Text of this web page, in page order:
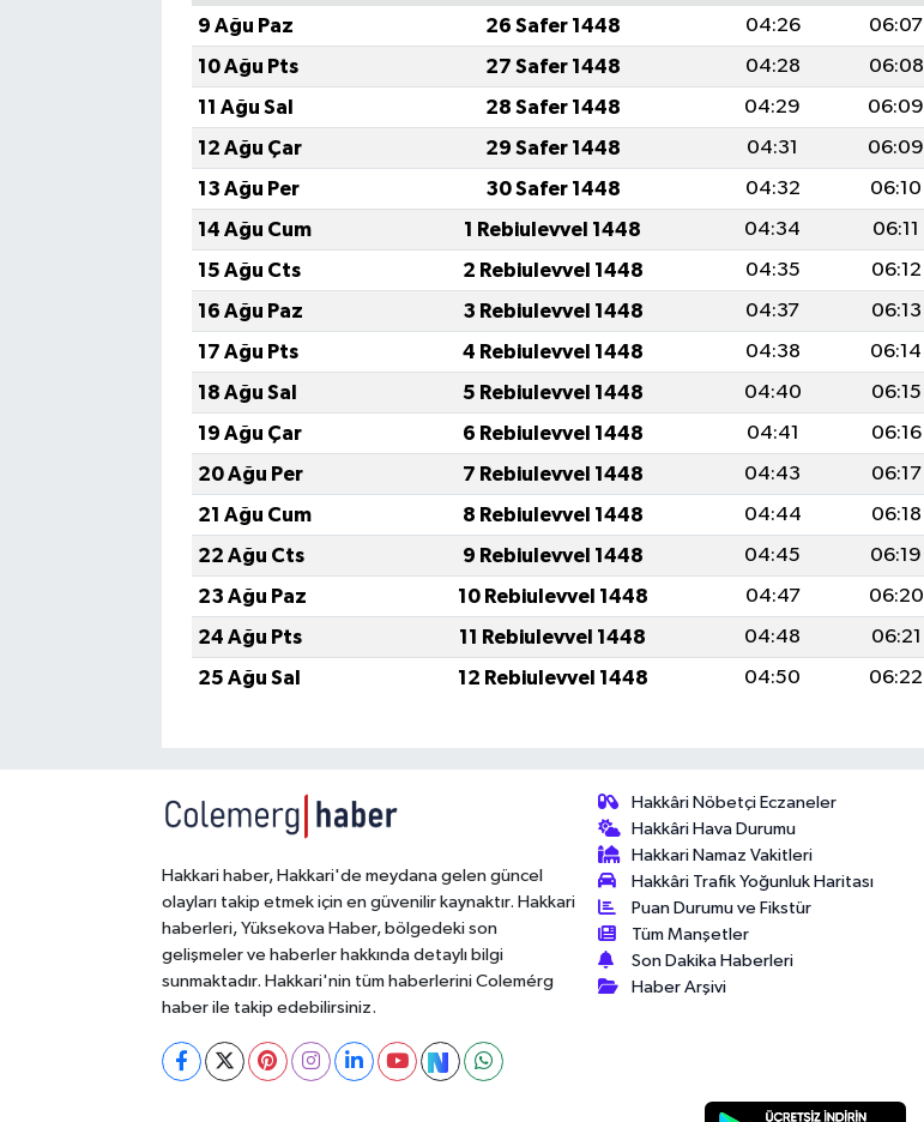
9 Ağu Paz
26 Safer 1448 04:26 06:07
10 Ağu Pts
27 Safer 1448 04:28 06:08
11 Ağu Sal
28 Safer 1448 04:29 06:09
12 Ağu Çar
29 Safer 1448 04:31 06:09
13 Ağu Per
30 Safer 1448 04:32 06:10
14 Ağu Cum
1 Rebiulevvel 1448 04:34 06:11
15 Ağu Cts
2 Rebiulevvel 1448 04:35 06:12
16 Ağu Paz
3 Rebiulevvel 1448 04:37 06:13
17 Ağu Pts
4 Rebiulevvel 1448 04:38 06:14
18 Ağu Sal
5 Rebiulevvel 1448 04:40 06:15
19 Ağu Çar
6 Rebiulevvel 1448 04:41 06:16
20 Ağu Per
7 Rebiulevvel 1448 04:43 06:17
21 Ağu Cum
8 Rebiulevvel 1448 04:44 06:18
22 Ağu Cts
9 Rebiulevvel 1448 04:45 06:19
23 Ağu Paz
10 Rebiulevvel 1448 04:47 06:20
24 Ağu Pts
11 Rebiulevvel 1448 04:48 06:21
25 Ağu Sal
12 Rebiulevvel 1448 04:50 06:22
Hakkari haber, Hakkari'de meydana gelen güncel
olayları takip etmek için en güvenilir kaynaktır. Hakkari
haberleri, Yüksekova Haber, bölgedeki son
gelişmeler ve haberler hakkında detaylı bilgi
sunmaktadır. Hakkari'nin tüm haberlerini Colemérg
haber ile takip edebilirsiniz.
Hakkâri Nöbetçi Eczaneler
Hakkâri Hava Durumu
Hakkari Namaz Vakitleri
Hakkâri Trafik Yoğunluk Haritası
Puan Durumu ve Fikstür
Tüm Manşetler
Son Dakika Haberleri
Haber Arşivi